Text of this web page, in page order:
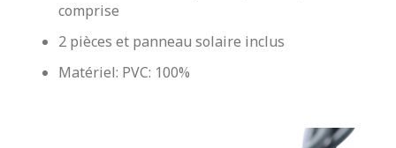
comprise
2 pièces et panneau solaire inclus
Matériel: PVC: 100%